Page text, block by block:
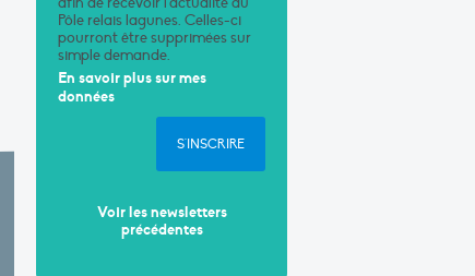
Pôle relais lagunes. Celles-ci
pourront être supprimées sur
simple demande.
En savoir plus sur mes
données
S'INSCRIRE
Voir les newsletters
précédentes